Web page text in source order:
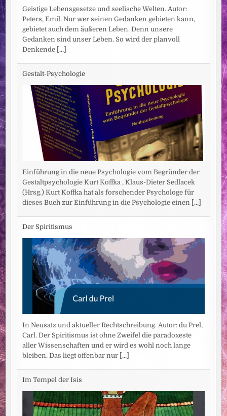
Geistige Lebensgesetze und seelische Welten. Autor:
Peters, Emil. Nur wer seinen Gedanken gebieten kann,
gebietet auch dem äußeren Leben. Denn unsere
Gedanken sind unser Leben. So wird der planvoll
Denkende [...]
Gestalt-Psychologie
Einführung in die neue Psychologie vom Begründer der
Gestaltpsychologie Kurt Koffka , Klaus-Dieter Sedlacek
(Hrsg.) Kurt Koffka hat als forschender Psychologe für
dieses Buch zur Einführung in die Psychologie einen [...]
Der Spiritismus
In Neusatz und aktueller Rechtschreibung. Autor: du Prel,
Carl. Der Spiritismus ist ohne Zweifel die paradoxeste
aller Wissenschaften und er wird es wohl noch lange
bleiben. Das liegt offenbar nur [...]
Im Tempel der Isis